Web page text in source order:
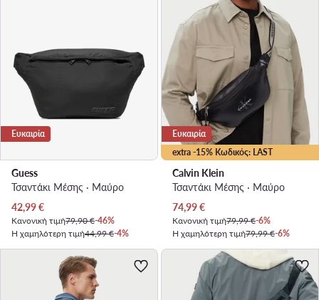
Ευκαιρία
Guess
Τσαντάκι Μέσης · Μαύρο
Τρέχουσα τιμή
42,99€
Κανονική τιμή79,90 €-46%
Η χαμηλότερη τιμή44,99 €-4%
extra -15% Κωδικός: LAST
Ευκαιρία
Calvin Klein
Τσαντάκι Μέσης · Μαύρο
Τρέχουσα τιμή
74,99€
Κανονική τιμή79,99 €-6%
Η χαμηλότερη τιμή79,99 €-6%